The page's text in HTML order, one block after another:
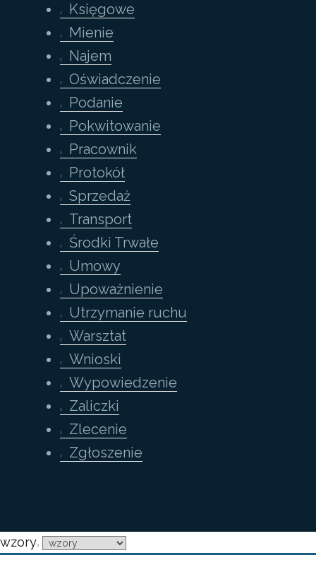
Księgowe
Mienie
Najem
Oświadczenie
Podanie
Pokwitowanie
Pracownik
Protokół
Sprzedaż
Transport
Środki Trwałe
Umowy
Upoważnienie
Utrzymanie ruchu
Warsztat
Wnioski
Wypowiedzenie
Zaliczki
Zlecenie
Zgłoszenie
wzory